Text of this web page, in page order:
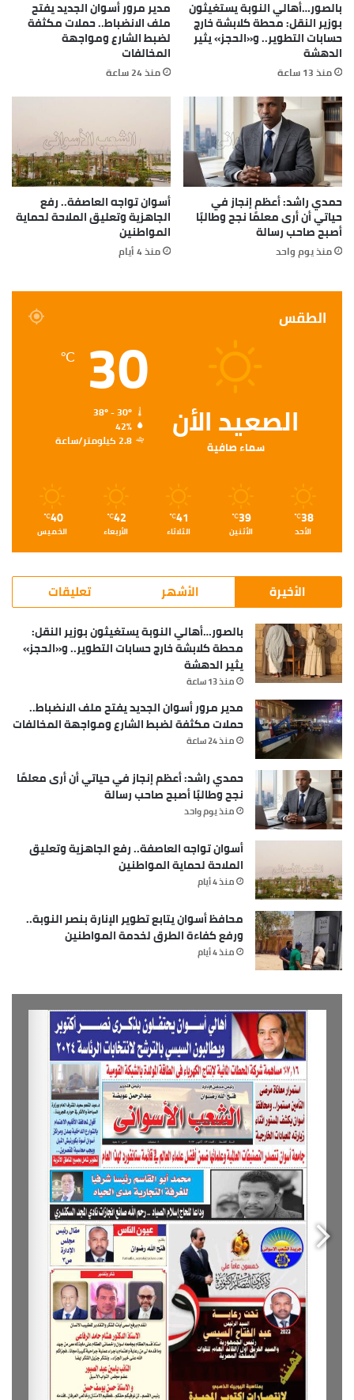
بالصور…أهالي النوبة يستغيثون
بوزير النقل: محطة كلابشة خارج
حسابات التطوير.. و«الحجز» يثير
الدهشة
منذ 13 ساعة
مدير مرور أسوان الجديد يفتح
ملف الانضباط.. حملات مكثفة
لضبط الشارع ومواجهة
المخالفات
منذ 24 ساعة
حمدي راشد: أعظم إنجاز في
حياتي أن أرى معلمًا نجح وطالبًا
أصبح صاحب رسالة
منذ يوم واحد
أسوان تواجه العاصفة.. رفع
الجاهزية وتعليق الملاحة لحماية
المواطنين
منذ 4 أيام
الطقس
الصعيد الأن
سماء صافية
30
℃
38º - 30º
42%
2.8 كيلومتر/ساعة
38
℃
الأحد
39
℃
الأثنين
41
℃
الثلاثاء
42
℃
الأربعاء
40
℃
الخميس
الأخيرة الأشهر تعليقات
بالصور…أهالي النوبة يستغيثون بوزير النقل:
محطة كلابشة خارج حسابات التطوير.. و«الحجز»
يثير الدهشة
منذ 13 ساعة
مدير مرور أسوان الجديد يفتح ملف الانضباط..
حملات مكثفة لضبط الشارع ومواجهة المخالفات
منذ 24 ساعة
حمدي راشد: أعظم إنجاز في حياتي أن أرى معلمًا
نجح وطالبًا أصبح صاحب رسالة
منذ يوم واحد
أسوان تواجه العاصفة.. رفع الجاهزية وتعليق
الملاحة لحماية المواطنين
منذ 4 أيام
محافظ أسوان يتابع تطوير الإنارة بنصر النوبة..
ورفع كفاءة الطرق لخدمة المواطنين
منذ 4 أيام